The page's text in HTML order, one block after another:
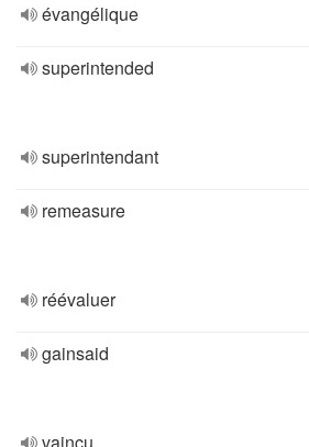
évangélique
superintended
superintendant
remeasure
réévaluer
gainsaid